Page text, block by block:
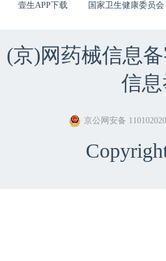
壹生APP下载 国家卫生健康委员会
(京)网药械信息
信息
京公网安备